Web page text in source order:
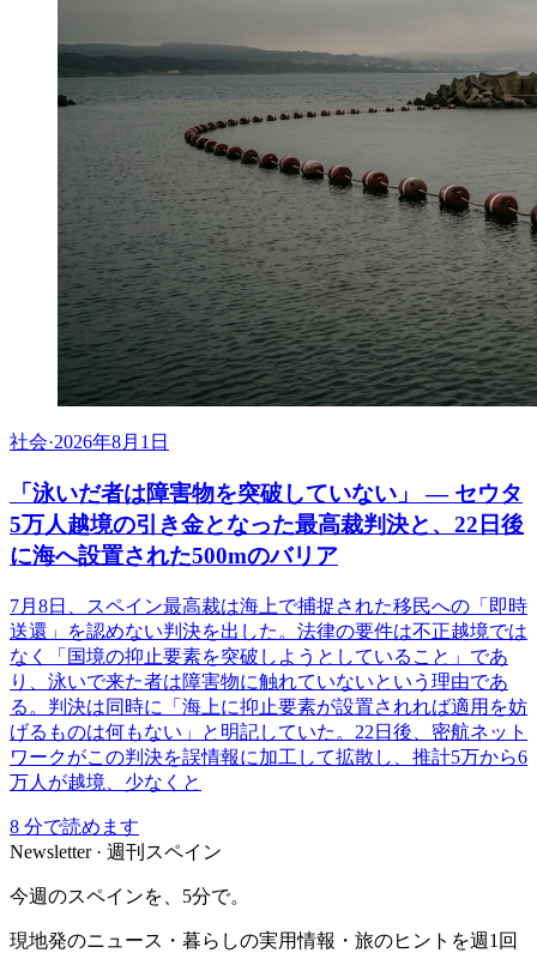
社会·2026年8月1日
「泳いだ者は障害物を突破していない」 ― セウタ
5万人越境の引き金となった最高裁判決と、22日後
に海へ設置された500mのバリア
7月8日、スペイン最高裁は海上で捕捉された移民への「即時
送還」を認めない判決を出した。法律の要件は不正越境では
なく「国境の抑止要素を突破しようとしていること」であ
り、泳いで来た者は障害物に触れていないという理由であ
る。判決は同時に「海上に抑止要素が設置されれば適用を妨
げるものは何もない」と明記していた。22日後、密航ネット
ワークがこの判決を誤情報に加工して拡散し、推計5万から6
万人が越境、少なくと
8 分で読めます
Newsletter · 週刊スペイン
今週のスペインを、5分で。
現地発のニュース・暮らしの実用情報・旅のヒントを週1回